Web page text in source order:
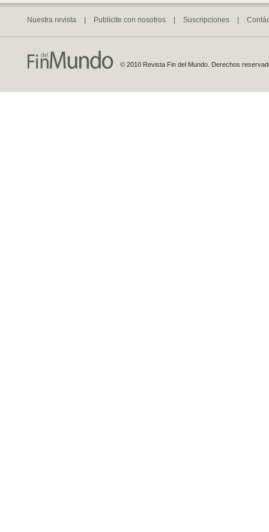
Nuestra revista Publicite con nosotros Suscripciones
© 2010 Revista Fin del Mundo. Derechos